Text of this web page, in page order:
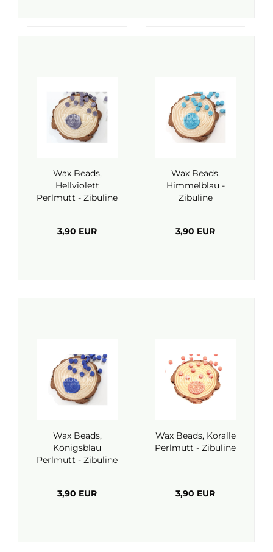
Wax Beads,
Hellviolett
Perlmutt - Zibuline
3,90 EUR
Wax Beads,
Himmelblau -
Zibuline
3,90 EUR
Wax Beads,
Königsblau
Perlmutt - Zibuline
3,90 EUR
Wax Beads, Koralle
Perlmutt - Zibuline
3,90 EUR